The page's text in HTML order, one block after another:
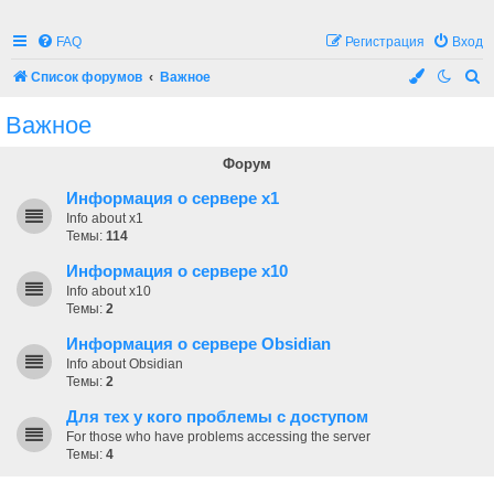
FAQ Вход
Регистрация
Список форумов Важное
Важное
Форум
Информация о сервере x1
Info about x1
Темы: 114
Информация о сервере x10
Info about x10
Темы: 2
Информация о сервере Obsidian
Info about Obsidian
Темы: 2
Для тех у кого проблемы с доступом
For those who have problems accessing the server
Темы: 4